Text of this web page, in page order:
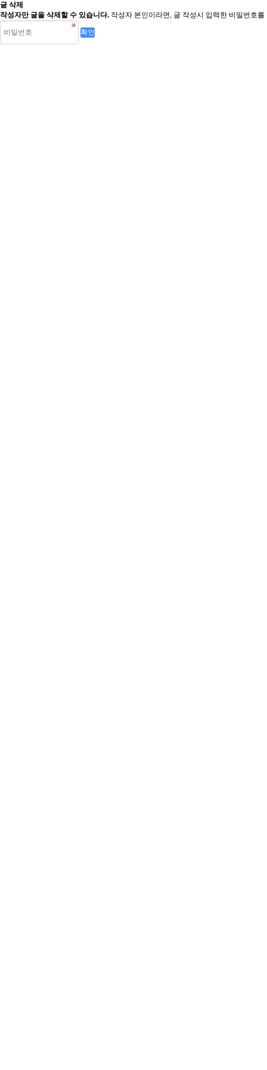
글 삭제
작성자만 글을 삭제할 수 있습니다. 작성자 본인이라면, 글 작성시 입력한 비밀번호